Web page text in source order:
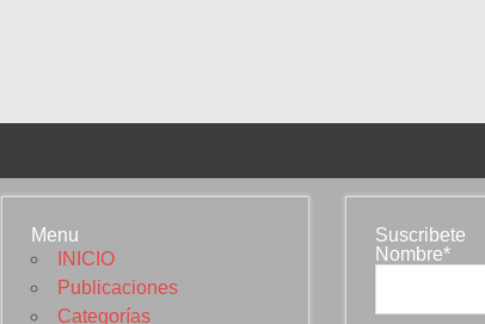
Menu
INICIO
Publicaciones
Categorías
Suscribete
Nombre*